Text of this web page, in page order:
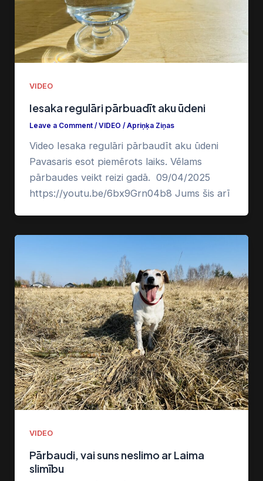
VIDEO
Iesaka regulāri pārbuadīt aku ūdeni
Leave a Comment /VIDEO /Apriņķa Ziņas
Video Iesaka regulāri pārbaudīt aku ūdeni
Pavasaris esot piemērots laiks. Vēlams
pārbaudes veikt reizi gadā. 09/04/2025
https://youtu.be/6bx9Grn04b8 Jums šis arī
VIDEO
Pārbaudi, vai suns neslimo ar Laima
slimību